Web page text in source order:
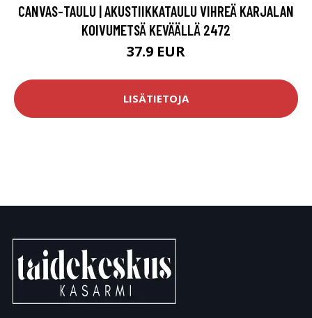
CANVAS-TAULU | AKUSTIIKKATAULU VIHREÄ KARJALAN
KOIVUMETSÄ KEVÄÄLLÄ 2472
37.9 EUR
LISÄTIETOJA